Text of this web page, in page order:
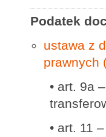
Podatek
ustawa z
prawnych
• art. 9a
• art. 11